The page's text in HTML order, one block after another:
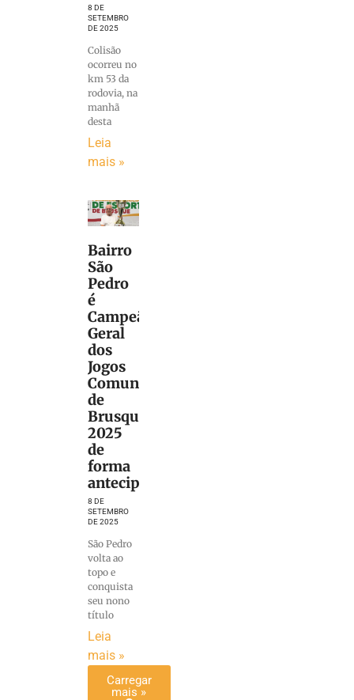
8 DE
SETEMBRO
DE 2025
Colisão
ocorreu no
km 53 da
rodovia, na
manhã
desta
Leia
mais »
Bairro
São
Pedro
é
Campeão
Geral
dos
Jogos
Comunitários
de
Brusque
2025
de
forma
antecipada
8 DE
SETEMBRO
DE 2025
São Pedro
volta ao
topo e
conquista
seu nono
título
Leia
mais »
Carregar
mais »